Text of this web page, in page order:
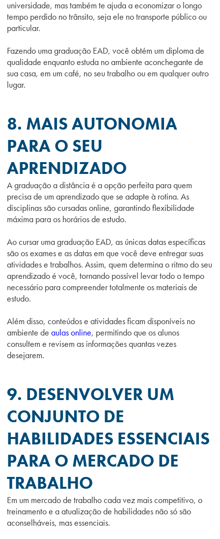
universidade, mas também te ajuda a economizar o longo
tempo perdido no trânsito, seja ele no transporte público ou
particular.
Fazendo uma graduação EAD, você obtém um diploma de
qualidade enquanto estuda no ambiente aconchegante de
sua casa, em um café, no seu trabalho ou em qualquer outro
lugar.
8. MAIS AUTONOMIA
PARA O SEU
APRENDIZADO
A graduação a distância é a opção perfeita para quem
precisa de um aprendizado que se adapte à rotina. As
disciplinas são cursadas online, garantindo flexibilidade
máxima para os horários de estudo.
Ao cursar uma graduação EAD, as únicas datas específicas
são os exames e as datas em que você deve entregar suas
atividades e trabalhos. Assim, quem determina o ritmo do seu
aprendizado é você, tornando possível levar todo o tempo
necessário para compreender totalmente os materiais de
estudo.
Além disso, conteúdos e atividades ficam disponíveis no
ambiente de aulas online, permitindo que os alunos
consultem e revisem as informações quantas vezes
desejarem.
9. DESENVOLVER UM
CONJUNTO DE
HABILIDADES ESSENCIAIS
PARA O MERCADO DE
TRABALHO
Em um mercado de trabalho cada vez mais competitivo, o
treinamento e a atualização de habilidades não só são
aconselháveis, mas essenciais.